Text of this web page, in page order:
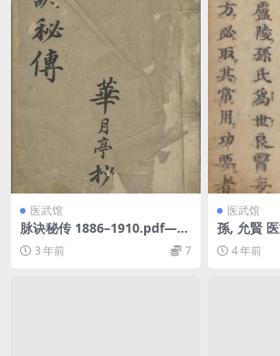
医武馆
脉诀秘传 1886–1910.pdf——
古籍书阁
3 年前 7
医武馆
孫, 允賢
4 年前